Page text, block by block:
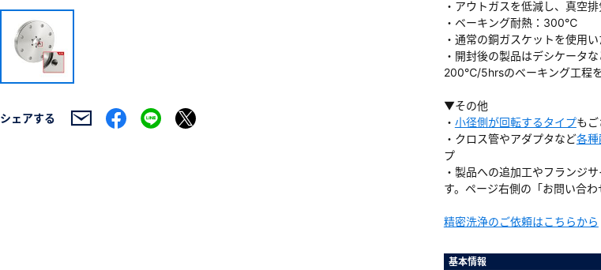
シェアする
・アウトガスを低減し、真空
・ベーキング耐熱：300℃
・通常の銅ガスケットを使用
・開封後の製品はデシケータ
200℃/5hrsのべーキング工程
▼その他
・ 小径側が回転するタイプもご
・クロス管やアダプタなど各種
プ
・製品への追加工やフランジ
す。ページ右側の「お問い合
精密洗浄のご依頼はこちらから
基本情報